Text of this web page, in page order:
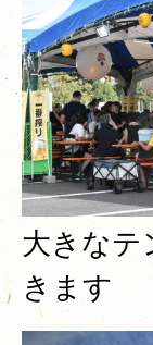
大きなテ
きます